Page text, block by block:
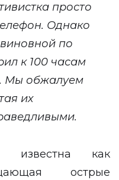
просто
Однако
по
к 100 часам
Мы обжалуем
их
известна как
острые